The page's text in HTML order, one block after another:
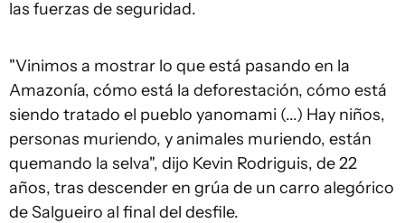
las fuerzas de seguridad.
"Vinimos a mostrar lo que está pasando en la
Amazonía, cómo está la deforestación, cómo está
siendo tratado el pueblo yanomami (...) Hay niños,
personas muriendo, y animales muriendo, están
quemando la selva", dijo Kevin Rodriguis, de 22
años, tras descender en grúa de un carro alegórico
de Salgueiro al final del desfile.